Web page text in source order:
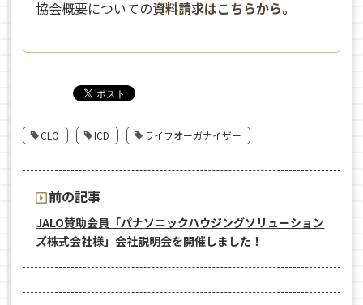
協会概要についての資料請求はこちらから。
CLO ICD ライフオーガナイザー
前の記事
JALO賛助会員「パナソニックハウジングソリューション
ズ株式会社様」会社説明会を開催しました！